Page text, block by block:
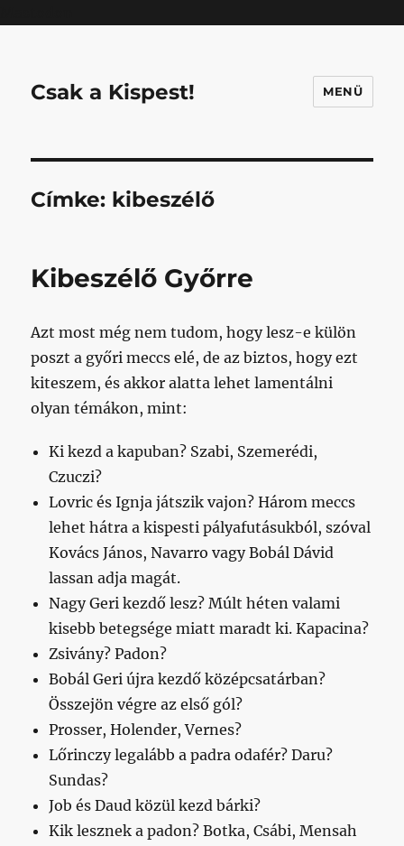
Csak a Kispest! MENÜ
Címke: kibeszélő
Kibeszélő Győrre
Azt most még nem tudom, hogy lesz-e külön
poszt a győri meccs elé, de az biztos, hogy ezt
kiteszem, és akkor alatta lehet lamentálni
olyan témákon, mint:
Ki kezd a kapuban? Szabi, Szemerédi,
Czuczi?
Lovric és Ignja játszik vajon? Három meccs
lehet hátra a kispesti pályafutásukból, szóval
Kovács János, Navarro vagy Bobál Dávid
lassan adja magát.
Nagy Geri kezdő lesz? Múlt héten valami
kisebb betegsége miatt maradt ki. Kapacina?
Zsivány? Padon?
Bobál Geri újra kezdő középcsatárban?
Összejön végre az első gól?
Prosser, Holender, Vernes?
Lőrinczy legalább a padra odafér? Daru?
Sundas?
Job és Daud közül kezd bárki?
Kik lesznek a padon? Botka, Csábi, Mensah